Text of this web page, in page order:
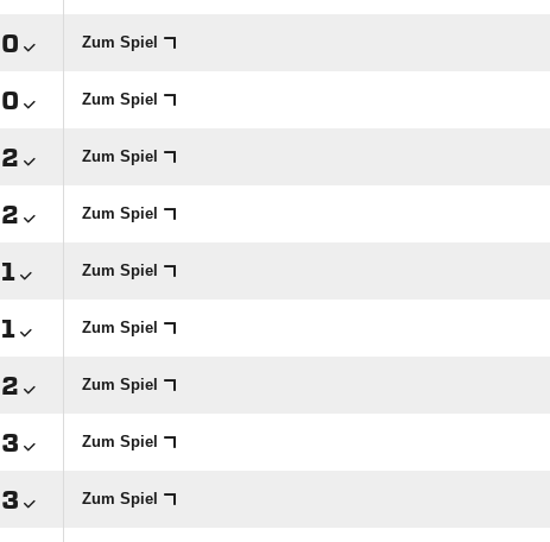
 Zum Spiel
 Zum Spiel
 Zum Spiel
 Zum Spiel
 Zum Spiel
 Zum Spiel
 Zum Spiel
 Zum Spiel
 Zum Spiel